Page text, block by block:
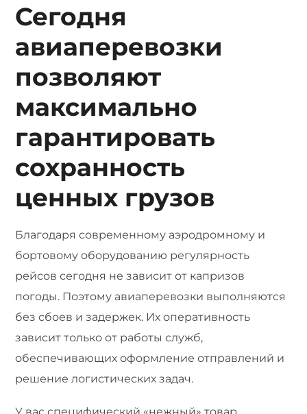
Сегодня
авиаперевозки
позволяют
максимально
гарантировать
сохранность
ценных грузов
Благодаря современному аэродромному и
бортовому оборудованию регулярность
рейсов сегодня не зависит от капризов
погоды. Поэтому авиаперевозки выполняются
без сбоев и задержек. Их оперативность
зависит только от работы служб,
обеспечивающих оформление отправлений и
решение логистических задач.